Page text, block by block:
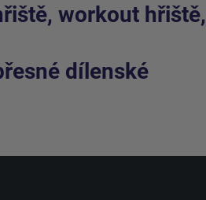
workout hřiště,
dílenské